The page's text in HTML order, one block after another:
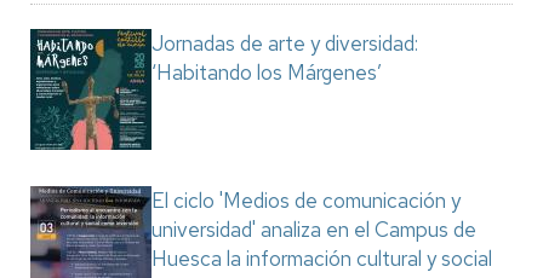
Jornadas de arte y diversidad:
‘Habitando los Márgenes’
El ciclo 'Medios de comunicación y
universidad' analiza en el Campus de
Huesca la información cultural y social